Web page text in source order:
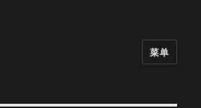
菜单